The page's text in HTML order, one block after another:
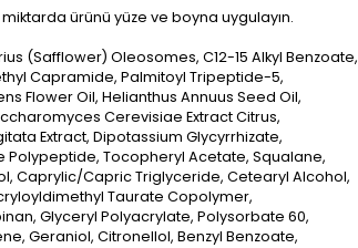
ürünü yüze ve boyna uygulayın.
(Safflower) Oleosomes, C12-15 Alkyl Benzoate,
Capramide, Palmitoyl Tripeptide-5,
Flower Oil, Helianthus Annuus Seed Oil,
Cerevisiae Extract Citrus,
Extract, Dipotassium Glycyrrhizate,
Polypeptide, Tocopheryl Acetate, Squalane,
Caprylic/Capric Triglyceride, Cetearyl Alcohol,
Taurate Copolymer,
Glyceryl Polyacrylate, Polysorbate 60,
Geraniol, Citronellol, Benzyl Benzoate,